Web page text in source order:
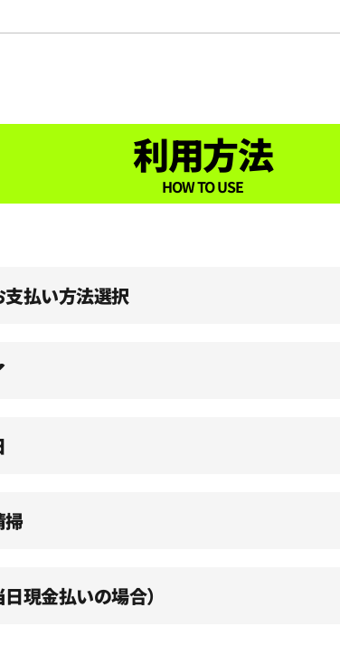
利用方法
HOW TO USE
払い方法選択
掃
現金払いの場合）